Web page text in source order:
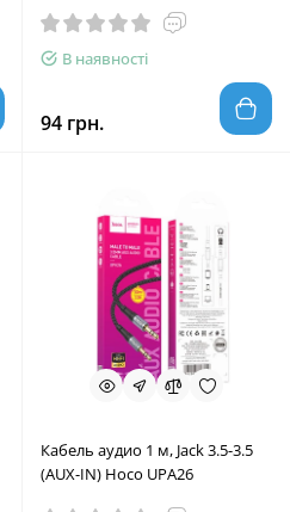
В наявності
94 грн.
Кабель аудио 1 м, Jack 3.5-3.5
(AUX-IN) Hoco UPA26